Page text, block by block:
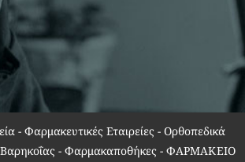
- Φαρμακευτικές Εταιρείες - Ορθοπεδικά
Βαρηκοΐας - Φαρμακαποθήκες- ΦΑΡΜΑΚΕΙΟ